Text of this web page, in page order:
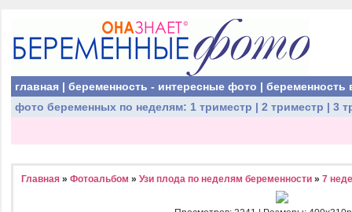
главная | беременность - интересные фото | беременность
фото беременных по неделям: 1 триместр | 2 триместр | 3
Главная » Фотоальбом » Узи плода по неделям беременности » 7